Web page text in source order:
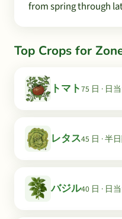
from spring through
Top Crops for
トマト75 日 · 日
レタス45 日 · 半
バジル40 日 · 日